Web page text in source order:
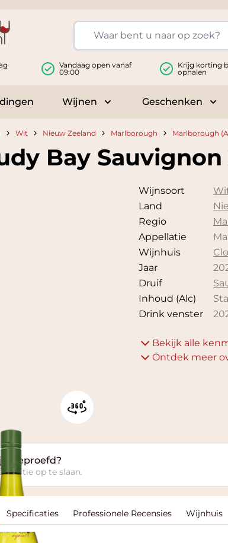
Vandaag open vanaf
09:00
Krijg korting
ophalen
Wijnen
Toggle submenu for Wijnen
Geschenken
Wit Nieuw Zeeland Marlborough Marlborough
Bay
Wijnsoort
Land
Regio
Appellatie
Wijnhuis
Jaar
Druif
Inhoud (Alc)
Drink venster
Bekijk alle
Ontdek meer
geproefd?
op te slaan.
Specificaties Professionele Recensies Wijnhuis